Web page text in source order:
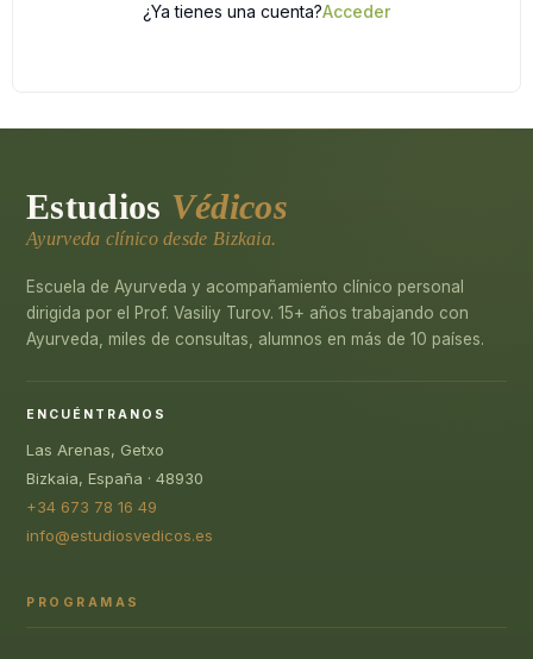
¿Ya tienes una cuenta?Acceder
Estudios Védicos
Ayurveda clínico desde Bizkaia.
Escuela de Ayurveda y acompañamiento clínico personal
dirigida por el Prof. Vasiliy Turov. 15+ años trabajando con
Ayurveda, miles de consultas, alumnos en más de 10 países.
ENCUÉNTRANOS
Las Arenas, Getxo
Bizkaia, España · 48930
+34 673 78 16 49
info@estudiosvedicos.es
PROGRAMAS